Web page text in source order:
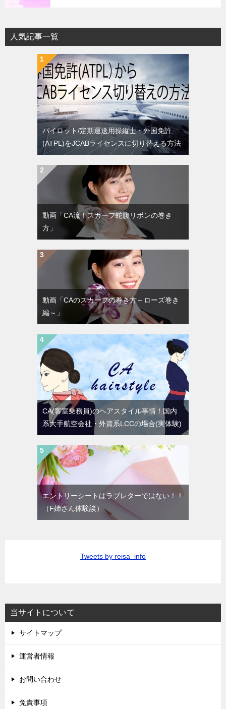
人気記事一覧
パイロット/定期運送用操縦士・外国免許
(ATPL)をJCABライセンスに切り替える方法
動画「CA流！スカーフ蛇腹リボンの巻き
方」
動画「CAのスカーフの巻き方～ローズ巻き
編～」
CA(客室乗務員)のヘアスタイル事情！国内
系大手航空会社・外資系LCCの場合(実体験)
エントリーシートはラブレターではない！！
（F姉さん体験談）
Tweets by reisa_info
当サイトについて
サイトマップ
運営者情報
お問い合わせ
免責事項